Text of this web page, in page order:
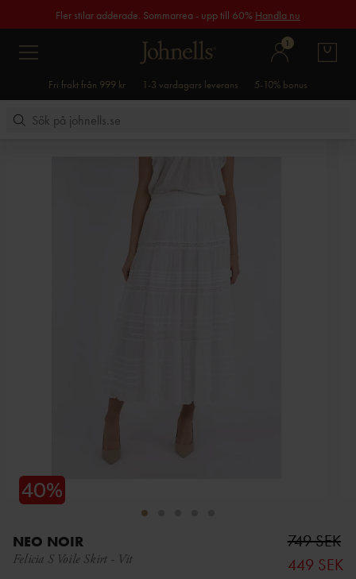
Fler stilar adderade. Sommarrea - upp till 60% Handla nu
1
Fri frakt från 999 kr 1-3 vardagars leverans 5-10% bonus
NEO NOIR
Felicia S Voile Skirt - Vit
749 SEK
449 SEK